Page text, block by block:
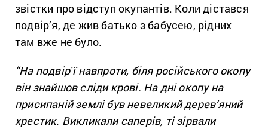
звістки про відступ окупантів. Коли дістався
подвір’я, де жив батько з бабусею, рідних
там вже не було.
“На подвірʼї навпроти, біля російського окопу
він знайшов сліди крові. На дні окопу на
присипаній землі був невеликий дерев’яний
хрестик. Викликали саперів, ті зірвали